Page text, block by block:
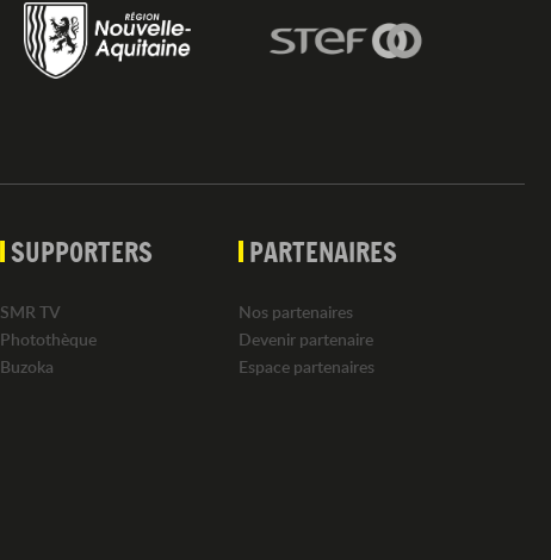
SUPPORTERS
SMR TV
Photothèque
Buzoka
PARTENAIRES
Nos partenaires
Devenir partenaire
Espace partenaires